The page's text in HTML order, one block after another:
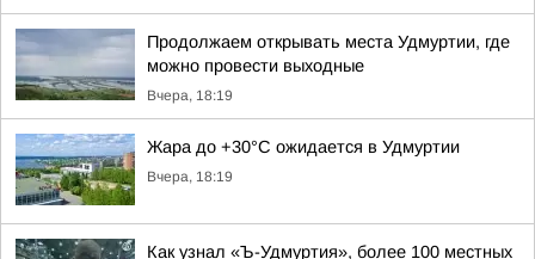
Продолжаем открывать места Удмуртии, где
можно провести выходные
Вчера, 18:19
Жара до +30°С ожидается в Удмуртии
Вчера, 18:19
Как узнал «Ъ-Удмуртия», более 100 местных